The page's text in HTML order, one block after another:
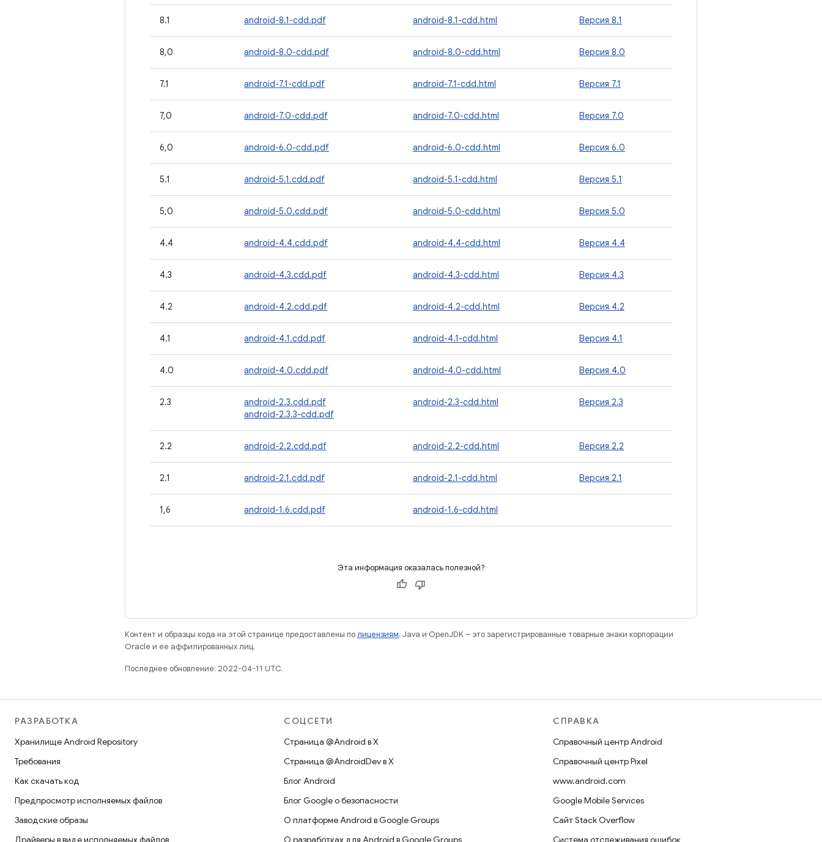
8.1 android-8.1-cdd.pdf android-8.1-cdd.html Версия 8.1
8,0 android-8.0-cdd.pdf android-8.0-cdd.html Версия 8.0
7.1 android-7.1-cdd.pdf android-7.1-cdd.html Версия 7.1
7,0 android-7.0-cdd.pdf android-7.0-cdd.html Версия 7.0
6,0 android-6.0-cdd.pdf android-6.0-cdd.html Версия 6.0
5.1 android-5.1.cdd.pdf android-5.1-cdd.html Версия 5.1
5,0 android-5.0.cdd.pdf android-5.0-cdd.html Версия 5.0
4.4 android-4.4.cdd.pdf android-4.4-cdd.html Версия 4.4
4.3 android-4.3.cdd.pdf android-4.3-cdd.html Версия 4.3
4.2 android-4.2.cdd.pdf android-4.2-cdd.html Версия 4.2
4.1 android-4.1.cdd.pdf android-4.1-cdd.html Версия 4.1
4.0 android-4.0.cdd.pdf android-4.0-cdd.html Версия 4.0
2.3
android-2.3.cdd.pdf
android-2.3.3-cdd.pdf
android-2.3-cdd.html Версия 2.3
2.2 android-2.2.cdd.pdf android-2.2-cdd.html Версия 2.2
2.1 android-2.1.cdd.pdf android-2.1-cdd.html Версия 2.1
1,6 android-1.6.cdd.pdf android-1.6-cdd.html
Эта информация оказалась полезной?
Контент и образцы кода на этой странице предоставлены полицензиям. Java и OpenJDK – это зарегистрированные товарные знаки корпорации
Oracle и ее аффилированных лиц.
Последнее обновление: 2022-04-11 UTC.
РАЗРАБОТКА
Хранилище Android Repository
Требования
Как скачать код
Предпросмотр исполняемых файлов
Заводские образы
Драйверы в виде исполняемых файлов
СОЦСЕТИ
Страница @Android в X
Страница @AndroidDev в X
Блог Android
Блог Google о безопасности
О платформе Android в Google Groups
О разработках для Android в Google Groups
СПРАВКА
Справочный центр Android
Справочный центр Pixel
www.android.com
Google Mobile Services
Сайт Stack Overflow
Система отслеживания ошибок